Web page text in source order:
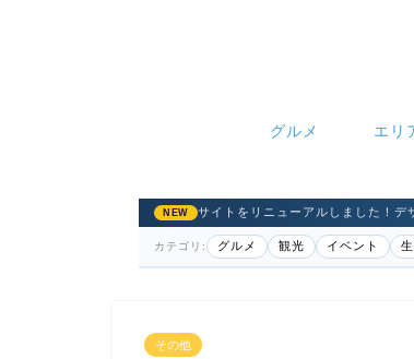
グルメ エリ
NEW サイトをリニューアルしました！デ
カテゴリ: グルメ 観光 イベント
その他